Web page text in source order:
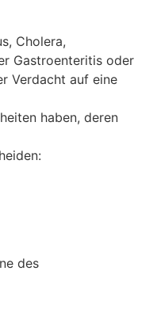
Cholera,
Gastroenteritis oder
Verdacht auf eine
haben, deren
des